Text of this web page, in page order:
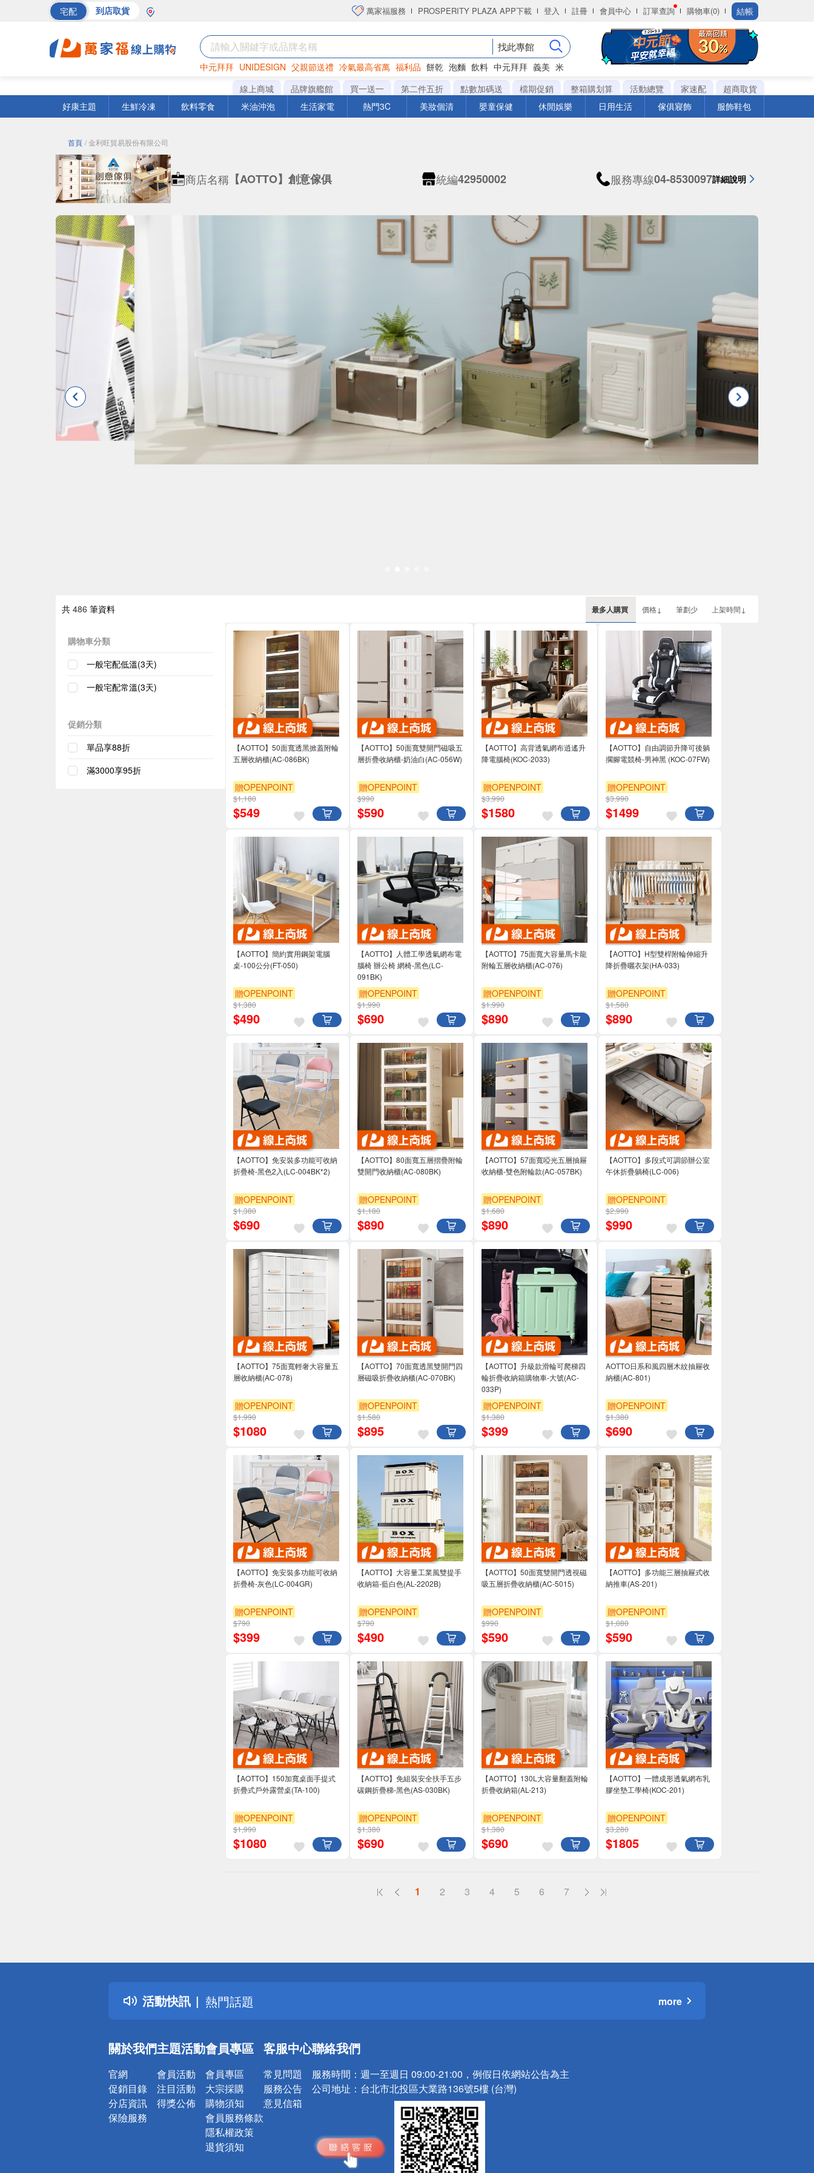
宅配 到店取貨 萬家福服務 PROSPERITY PLAZA APP下載 登入 註冊 會員中心 訂單查詢 購物車(0) 結帳
找此專館
中元拜拜 UNIDESIGN 父親節送禮 冷氣最高省萬 福利品 餅乾 泡麵 飲料 中元拜拜 義美 米
巧克力 罐頭 衛生紙
線上商城 品牌旗艦館 買一送一 第二件五折 點數加碼送 檔期促銷 整箱購划算 活動總覽 家速配
超商取貨
好康主題
生鮮冷凍 飲料零食 米油沖泡 生活家電 熱門3C 美妝個清 嬰童保健 休閒娛樂 日用生活 傢俱寢飾 服飾鞋包
首頁 / 金利旺貿易股份有限公司
商店名稱 【AOTTO】創意傢俱 統編42950002 服務專線04-8530097詳細說明
共 486 筆資料 最多人購買 價格↓ 筆劃少 上架時間↓
購物車分類
一般宅配低溫(3天)
一般宅配常溫(3天)
促銷分類
單品享88折
滿3000享95折
【AOTTO】50面寬透黑掀蓋附輪
五層收納櫃(AC-086BK)
贈OPENPOINT
$1,180
$549
【AOTTO】50面寬雙開門磁吸五
層折疊收納櫃-奶油白(AC-056W)
贈OPENPOINT
滿3000享95折
$990
$590
【AOTTO】高背透氣網布逍遙升
降電腦椅(KOC-2033)
贈OPENPOINT
滿3000享95折
$3,990
$1580
【AOTTO】自由調節升降可後躺
擱腳電競椅-男神黑 (KOC-07FW)
贈OPENPOINT
$3,990
$1499
【AOTTO】簡約實用鋼架電腦
桌-100公分(FT-050)
贈OPENPOINT
滿3000享95折
$1,380
$490
【AOTTO】人體工學透氣網布電
腦椅 辦公椅 網椅-黑色(LC-
091BK)
贈OPENPOINT
滿3000享95折
$1,990
$690
【AOTTO】75面寬大容量馬卡龍
附輪五層收納櫃(AC-076)
贈OPENPOINT
$1,990
$890
【AOTTO】H型雙桿附輪伸縮升
降折疊曬衣架(HA-033)
贈OPENPOINT
滿3000享95折
$1,580
$890
【AOTTO】免安裝多功能可收納
折疊椅-黑色2入(LC-004BK*2)
贈OPENPOINT
滿3000享95折
$1,380
$690
【AOTTO】80面寬五層摺疊附輪
雙開門收納櫃(AC-080BK)
贈OPENPOINT
滿3000享95折
$1,180
$890
【AOTTO】57面寬啞光五層抽屜
收納櫃-雙色附輪款(AC-057BK)
贈OPENPOINT
滿3000享95折
$1,680
$890
【AOTTO】多段式可調節辦公室
午休折疊躺椅(LC-006)
贈OPENPOINT
滿3000享95折
$2,990
$990
【AOTTO】75面寬輕奢大容量五
層收納櫃(AC-078)
贈OPENPOINT
滿3000享95折
$1,990
$1080
【AOTTO】70面寬透黑雙開門四
層磁吸折疊收納櫃(AC-070BK)
贈OPENPOINT
單品享88折
$1,580
$895
【AOTTO】升級款滑輪可爬梯四
輪折疊收納箱購物車-大號(AC-
033P)
贈OPENPOINT
滿3000享95折
$1,380
$399
AOTTO日系和風四層木紋抽屜收
納櫃(AC-801)
贈OPENPOINT
滿3000享95折
$1,380
$690
【AOTTO】免安裝多功能可收納
折疊椅-灰色(LC-004GR)
贈OPENPOINT
滿3000享95折
$790
$399
【AOTTO】大容量工業風雙提手
收納箱-藍白色(AL-2202B)
贈OPENPOINT
滿3000享95折
$790
$490
【AOTTO】50面寬雙開門透視磁
吸五層折疊收納櫃(AC-5015)
贈OPENPOINT
滿3000享95折
$990
$590
【AOTTO】多功能三層抽屜式收
納推車(AS-201)
贈OPENPOINT
滿3000享95折
$1,080
$590
【AOTTO】150加寬桌面手提式
折疊式戶外露營桌(TA-100)
贈OPENPOINT
滿3000享95折
$1,990
$1080
【AOTTO】免組裝安全扶手五步
碳鋼折疊梯-黑色(AS-030BK)
贈OPENPOINT
滿3000享95折
$1,380
$690
【AOTTO】130L大容量翻蓋附輪
折疊收納箱(AL-213)
贈OPENPOINT
滿3000享95折
$1,380
$690
【AOTTO】一體成形透氣網布乳
膠坐墊工學椅(KOC-201)
贈OPENPOINT
單品享88折
$3,280
$1805
1 2 3 4 5 6 7
活動快訊
詐騙網頁！請小心！
得獎公告
熱門話題
銀行優惠
詐騙網頁！請小心！
more
關於我們
官網
促銷目錄
分店資訊
保險服務
主題活動
會員活動
注目活動
得獎公佈
會員專區
會員專區
大宗採購
購物須知
會員服務條款
隱私權政策
退貨須知
客服中心
常見問題
服務公告
意見信箱
聯絡我們
服務時間： 週一至週日 09:00-21:00，例假日依網站公告為主
公司地址： 台北市北投區大業路136號5樓 (台灣)